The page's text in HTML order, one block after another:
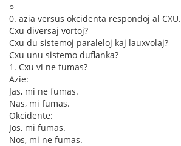
○
0. azia versus okcidenta respondoj al CXU.
Cxu diversaj vortoj?
Cxu du sistemoj paraleloj kaj lauxvolaj?
Cxu unu sistemo duflanka?
1. Cxu vi ne fumas?
Azie:
Jas, mi ne fumas.
Nas, mi fumas.
Okcidente:
Jos, mi fumas.
Nos, mi ne fumas.